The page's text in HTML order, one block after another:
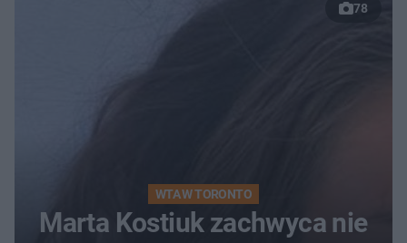
78
WTA W TORONTO
Marta Kostiuk zachwyca nie